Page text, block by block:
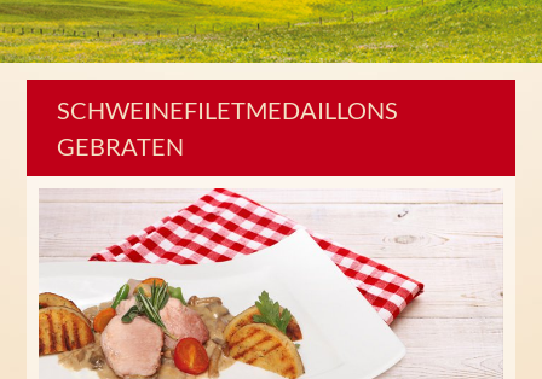
SCHWEINEFILETMEDAILLONS
GEBRATEN